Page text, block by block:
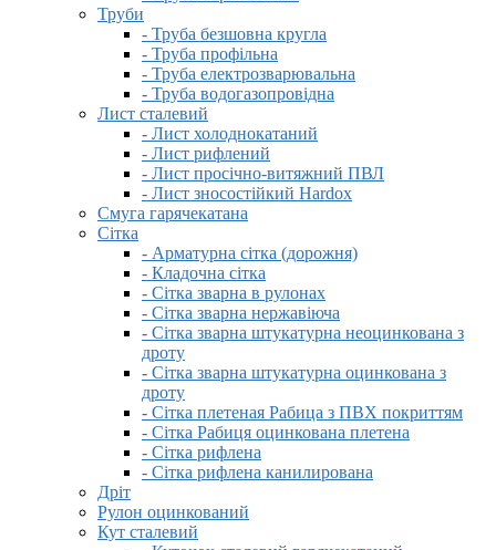
Труби
- Труба безшовна кругла
- Труба профільна
- Труба електрозварювальна
- Труба водогазопровідна
Лист сталевий
- Лист холоднокатаний
- Лист рифлений
- Лист просічно-витяжний ПВЛ
- Лист зносостійкий Hardox
Смуга гарячекатана
Сітка
- Арматурна сітка (дорожня)
- Кладочна сітка
- Сітка зварна в рулонах
- Сітка зварна нержавіюча
- Сітка зварна штукатурна неоцинкована з
дроту
- Сітка зварна штукатурна оцинкована з
дроту
- Сітка плетеная Рабица з ПВХ покриттям
- Сітка Рабиця оцинкована плетена
- Сітка рифлена
- Сітка рифлена канилирована
Дріт
Рулон оцинкований
Кут сталевий